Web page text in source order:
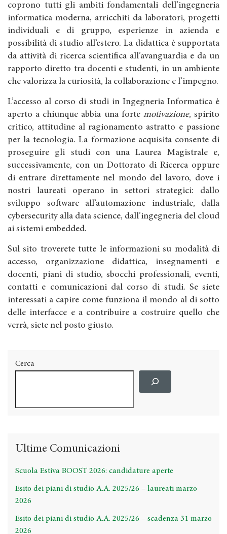
coprono tutti gli ambiti fondamentali dell’ingegneria
informatica moderna, arricchiti da laboratori, progetti
individuali e di gruppo, esperienze in azienda e
possibilità di studio all’estero. La didattica è supportata
da attività di ricerca scientifica all’avanguardia e da un
rapporto diretto tra docenti e studenti, in un ambiente
che valorizza la curiosità, la collaborazione e l’impegno.
L’accesso al corso di studi in Ingegneria Informatica è
aperto a chiunque abbia una forte motivazione, spirito
critico, attitudine al ragionamento astratto e passione
per la tecnologia. La formazione acquisita consente di
proseguire gli studi con una Laurea Magistrale e,
successivamente, con un Dottorato di Ricerca oppure
di entrare direttamente nel mondo del lavoro, dove i
nostri laureati operano in settori strategici: dallo
sviluppo software all’automazione industriale, dalla
cybersecurity alla data science, dall’ingegneria del cloud
ai sistemi embedded.
Sul sito troverete tutte le informazioni su modalità di
accesso, organizzazione didattica, insegnamenti e
docenti, piani di studio, sbocchi professionali, eventi,
contatti e comunicazioni dal corso di studi. Se siete
interessati a capire come funziona il mondo al di sotto
delle interfacce e a contribuire a costruire quello che
verrà, siete nel posto giusto.
Cerca
Ultime Comunicazioni
Scuola Estiva BOOST 2026: candidature aperte
Esito dei piani di studio A.A. 2025/26 – laureati marzo
2026
Esito dei piani di studio A.A. 2025/26 – scadenza 31 marzo
2026